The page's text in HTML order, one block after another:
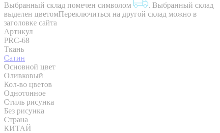
Выбранный склад помечен символом . Выбранный склад
выделен цветомПереключиться на другой склад можно в
заголовке сайта
Артикул
PRC-68
Ткань
Сатин
Основной цвет
Оливковый
Кол-во цветов
Однотонное
Стиль рисунка
Без рисунка
Страна
КИТАЙ